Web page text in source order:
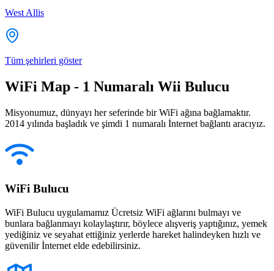
West Allis
Tüm şehirleri göster
WiFi Map - 1 Numaralı Wii Bulucu
Misyonumuz, dünyayı her seferinde bir WiFi ağına bağlamaktır.
2014 yılında başladık ve şimdi 1 numaralı İnternet bağlantı aracıyız.
WiFi Bulucu
WiFi Bulucu uygulamamız Ücretsiz WiFi ağlarını bulmayı ve
bunlara bağlanmayı kolaylaştırır, böylece alışveriş yaptığınız, yemek
yediğiniz ve seyahat ettiğiniz yerlerde hareket halindeyken hızlı ve
güvenilir İnternet elde edebilirsiniz.